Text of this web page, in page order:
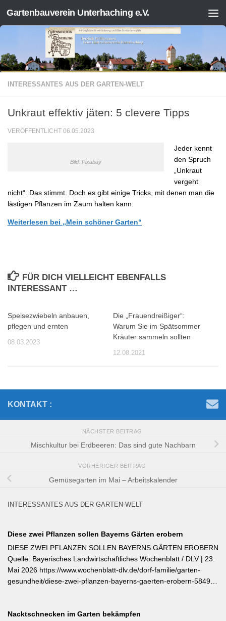
Zum Inhalt springen
Gartenbauverein Unterhaching e.V.
INTERESSANTES AUS DER GARTEN-WELT
Unkraut effektiv jäten: 5 clevere Tipps
VERÖFFENTLICHT 06.05.2023
Bild: Pixabay
Jeder kennt
den Spruch
„Unkraut
vergeht
nicht“. Das stimmt. Doch es gibt einige Tricks, mit denen man die
lästigen Pflanzen im Zaum halten kann.
Weiterlesen bei „Mein schöner Garten“
FÜR DICH VIELLEICHT EBENFALLS
INTERESSANT …
Speisezwiebeln anbauen,
pflegen und ernten
08.03.2023
Die „Frauendreißiger“:
Warum Sie im Spätsommer
Kräuter sammeln sollten
12.08.2021
KONTAKT :
NÄCHSTER BEITRAG
Mischkultur bei Erdbeeren: Das sind gute Nachbarn
VORHERIGER BEITRAG
Gemüsegarten im Mai – Arbeitskalender
INTERESSANTES AUS DER GARTEN-WELT
Diese zwei Pflanzen sollen Bayerns Gärten erobern
DIESE ZWEI PFLANZEN SOLLEN BAYERNS GÄRTEN EROBERN
Quelle: Bayerisches Landwirtschaftliches Wochenblatt / DLV | 23.
Mai 2026 https://www.wochenblatt-dlv.de/dorf-familie/garten-
gesundheit/diese-zwei-pflanzen-bayerns-gaerten-erobern-584991
gemusterten Blüten, die ohne Ausputzen von Frühsommer bis
Nacktschnecken im Garten bekämpfen